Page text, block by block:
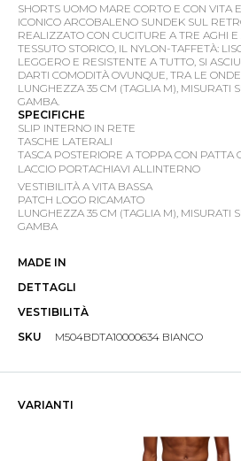
SHORTS UOMO MARE CORTO E CON VITA
ICONICO ARCOBALENO SUNDEK SUL
REALIZZATO CON CUCITURE A TRE AGHI E
TESSUTO STORICO, IL NYLON-TAFFETÀ:
LEGGERO E RESISTENTE A TUTTO, SI
DARTI COMODITÀ OVUNQUE, TRA LE
LUNGHEZZA 35 CM (TAGLIA M), MISURATI
GAMBA.
SPECIFICHE
SLIP INTERNO IN RETE
TASCHE LATERALI
TASCA POSTERIORE A TOPPA CON PATTA
LACCIO PORTACHIAVI ALLINTERNO
VESTIBILITÀ A VITA BASSA
PATCH LOGO RICAMATO
LUNGHEZZA 35 CM (TAGLIA M), MISURATI
GAMBA
MADE IN
DETTAGLI
VESTIBILITÀ
SKU
M504BDTA10000634 BIANCO
VARIANTI